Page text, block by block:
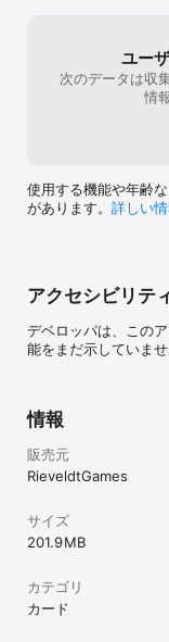
ユー
次のデータは収
情
使用する機能や年齢
があります。 詳しい
アクセシビリテ
デベロッパは、この
能をまだ示していませ
情報
販売元
RieveldtGames
サイズ
201.9 MB
カテゴリ
カード